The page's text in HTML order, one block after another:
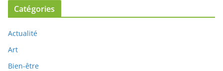
Catégories
Actualité
Art
Bien-être